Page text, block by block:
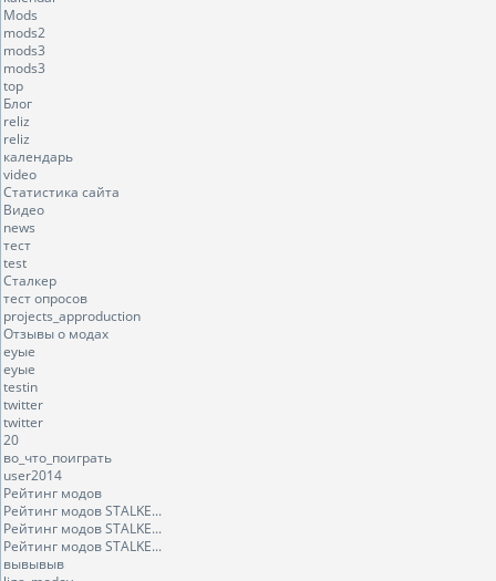
Mods
mods2
mods3
mods3
top
Блог
reliz
reliz
календарь
video
Статистика сайта
Видео
news
тест
test
Сталкер
тест опросов
projects_approduction
Отзывы о модах
еуые
еуые
testin
twitter
twitter
20
во_что_поиграть
user2014
Рейтинг модов
Рейтинг модов STALKE...
Рейтинг модов STALKE...
Рейтинг модов STALKE...
вывывыв